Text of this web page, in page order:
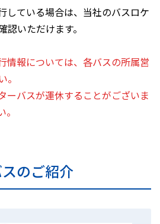
している場合は、当社のバスロケ
いただけます。
情報については、各バスの所属営
ーバスが運休することがございま
のご紹介